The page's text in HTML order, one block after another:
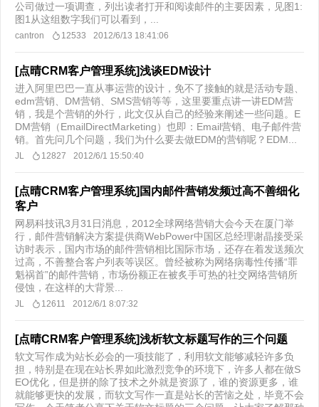
公司做过一项调查，列出读者打开和阅读邮件的主要因素，见图1:
图1从这组数字我们可以看到，...
cantron 12533 2012/6/13 18:41:06
[点晴CRM客户管理系统]浅谈EDM设计
进入阿里巴巴一直从事运营的设计，免不了接触的就是活动专题、
edm营销、DM营销、SMS营销等等，这里要重点讲一讲EDM营
销，我是个营销的外行，此文仅从自己的经验来阐述一些问题。E
DM营销（EmailDirectMarketing）也即：Email营销、电子邮件营
销。首先问几个问题，我们为什么要去做EDM的营销呢？EDM...
JL 12827 2012/6/1 15:50:40
[点晴CRM客户管理系统]国内邮件营销发频过高不善细化
客户
网易科技讯3月31日消息，2012全球网络营销大会今天在厦门举
行，邮件营销解决方案提供商WebPower中国区总经理谢晶接受采
访时表示，国内市场的邮件营销相比国际市场，还存在着发送频次
过高，不善整合客户列表等误区。曾经被称为网络病毒性传播“罪
魁祸首”的邮件营销，市场份额正在被炙手可热的社交网络营销所
侵蚀，在这样的大背景...
JL 12611 2012/6/1 8:07:32
[点晴CRM客户管理系统]浅析软文标题写作的三个问题
软文写作成为站长必会的一项技能了，利用软文能够减轻许多负
担，特别是在现在站长界如此激烈竞争的环境下，许多人都在做S
EO优化，但是拼的除了技术之外就是资源了，谁的资源更多，谁
就能够更快的发展，而软文写作一直是站长的苦恼之处，毕竟不会